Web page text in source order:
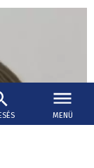
MENÜ